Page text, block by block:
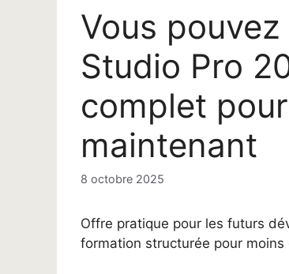
Vous
Studio Pro
complet
maintenant
8 octobre 2025
Offre pratique pour les futurs
formation structurée pour